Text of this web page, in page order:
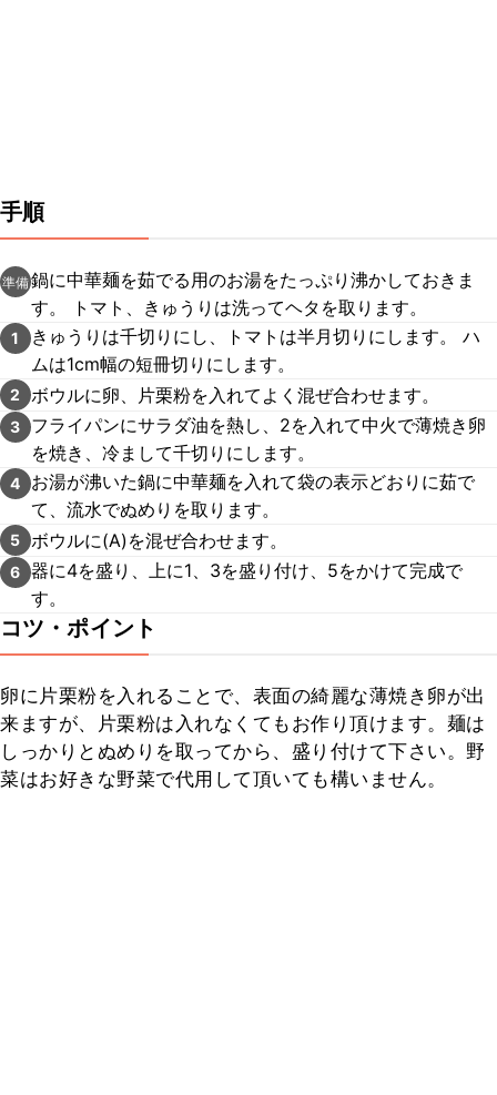
手順
準備鍋に中華麺を茹でる用のお湯をたっぷり沸かしておきま
す。 トマト、きゅうりは洗ってヘタを取ります。
1
きゅうりは千切りにし、トマトは半月切りにします。 ハ
ムは1cm幅の短冊切りにします。
2 ボウルに卵、片栗粉を入れてよく混ぜ合わせます。
3
フライパンにサラダ油を熱し、2を入れて中火で薄焼き卵
を焼き、冷まして千切りにします。
4
お湯が沸いた鍋に中華麺を入れて袋の表示どおりに茹で
て、流水でぬめりを取ります。
5 ボウルに(A)を混ぜ合わせます。
6 器に4を盛り、上に1、3を盛り付け、5をかけて完成で
す。
コツ・ポイント
卵に片栗粉を入れることで、表面の綺麗な薄焼き卵が出
来ますが、片栗粉は入れなくてもお作り頂けます。麺は
しっかりとぬめりを取ってから、盛り付けて下さい。野
菜はお好きな野菜で代用して頂いても構いません。